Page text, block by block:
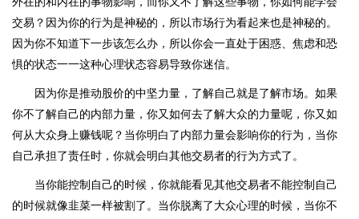
交易？因为你的行为是神秘的，所以市场行为看起来也是神秘的。
因为你不知道下一步该怎么办，所以你会一直处于困惑、焦虑和恐
惧的状态一一这种心理状态容易导致你迷信。
因为你是推动股价的中坚力量，了解自己就是了解市场。如果
你不了解自己的内部力量，你又如何去了解大众的力量呢，你又如
何从大众身上赚钱呢？当你明白了内部力量会影响你的行为，当你
自己承担了责任时，你就会明白其他交易者的行为方式了。
当你能控制自己的时候，你就能看见其他交易者不能控制自己
的时候就像韭菜一样被割了。当你脱离了大众心理的时候，当你不